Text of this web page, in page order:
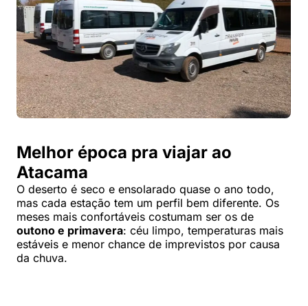
Melhor época pra viajar ao
Atacama
O deserto é seco e ensolarado quase o ano todo,
mas cada estação tem um perfil bem diferente. Os
meses mais confortáveis costumam ser os de
outono e primavera: céu limpo, temperaturas mais
estáveis e menor chance de imprevistos por causa
da chuva.